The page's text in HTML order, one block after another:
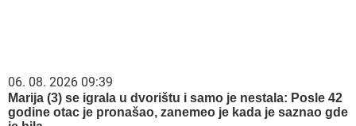
06. 08. 2026 09:39
Marija (3) se igrala u dvorištu i samo je nestala: Posle 42
godine otac je pronašao, zanemeo je kada je saznao gde